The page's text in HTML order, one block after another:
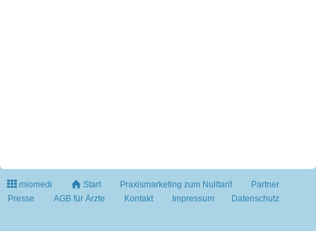
miomedi Start Praxismarketing zum Nulltarif
Partner
Presse
AGB für Ärzte Kontakt Impressum Datenschutz